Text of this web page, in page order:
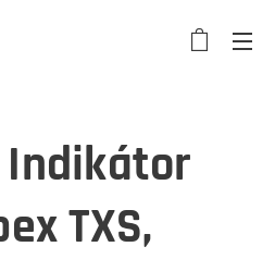
Indikátor
TXS,